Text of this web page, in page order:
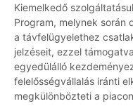
Kiemelkedő
Program, melynek során
a távfelügyelethez
jelzéseit, ezzel
egyedülálló
felelősségvállalás iránti
megkülönbözteti a